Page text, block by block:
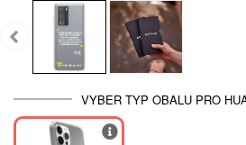
VYBER TYP OBALU PRO